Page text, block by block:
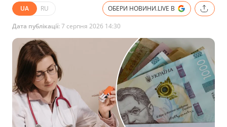
UA RU ОБЕРИ НОВИНИ.LIVE В
Дата публікації:7 серпня 2026 14:30